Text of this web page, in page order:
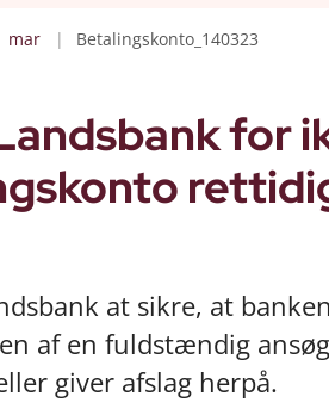
mar Betalingskonto_140323
for
at sikre, at
af en fuldstændig
giver afslag herpå.